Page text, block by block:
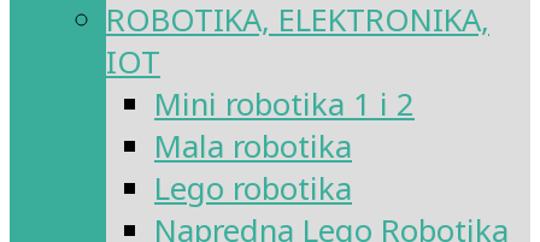
ROBOTIKA, ELEKTRONIKA,
IOT
Mini robotika 1 i 2
Mala robotika
Lego robotika
Napredna Lego Robotika